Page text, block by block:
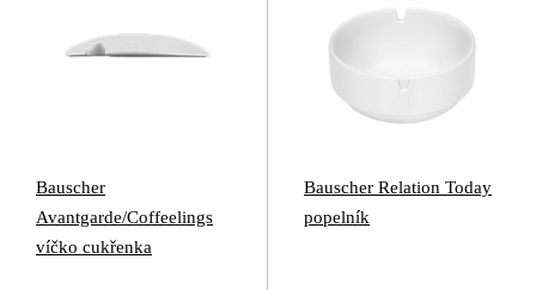
Bauscher
Avantgarde/Coffeelings
víčko cukřenka
Bauscher Relation Today
popelník